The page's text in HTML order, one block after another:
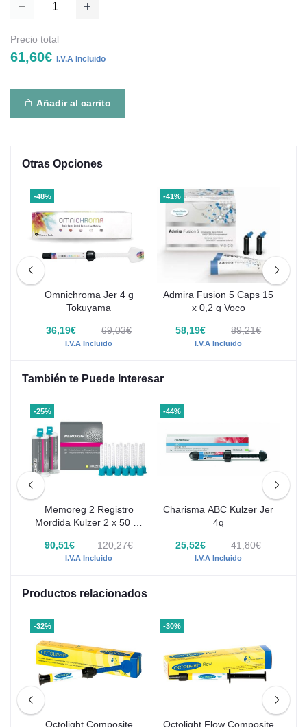
Precio total
61,60€ I.V.A Incluido
Añadir al carrito
Otras Opciones
-48%
Omnichroma Jer 4 g
Tokuyama
36,19€ 69,03€
I.V.A Incluido
-41%
Admira Fusion 5 Caps 15
x 0,2 g Voco
58,19€ 89,21€
I.V.A Incluido
También te Puede Interesar
-25%
Memoreg 2 Registro
Mordida Kulzer 2 x 50 ml
90,51€
120,27€
I.V.A Incluido
-44%
Charisma ABC Kulzer Jer
4g
25,52€ 41,80€
I.V.A Incluido
Productos relacionados
-32%
Octolight Composite
-30%
Octolight Flow Composite